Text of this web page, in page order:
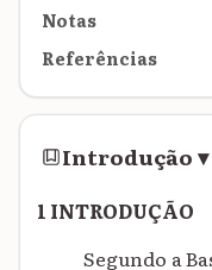
Notas
Referências
Introdução▾
1 INTRODUÇÃO
Segundo a